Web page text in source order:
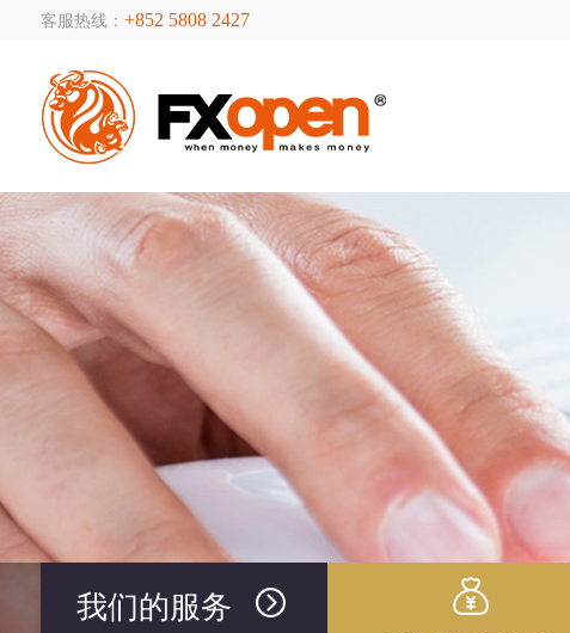
客服热线： +852 5808 2427
我们的服务